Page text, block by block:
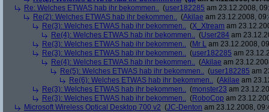
Re: Welches ETWAS hab ihr bekommen.. (user182285 am 23.12.2008,
Re(2): Welches ETWAS hab ihr bekommen.. (Akilae am 23.12.2008,
Re(3): Welches ETWAS hab ihr bekommen.. (X_Xtream am
Re(4): Welches ETWAS hab ihr bekommen.. (User284 am
Re(3): Welches ETWAS hab ihr bekommen.. (Mr L am 23.12.2008,
Re(3): Welches ETWAS hab ihr bekommen.. (user182285 am
Re(4): Welches ETWAS hab ihr bekommen.. (Akilae am
Re(5): Welches ETWAS hab ihr bekommen.. (user182285 am
Re(6): Welches ETWAS hab ihr bekommen.. (Akilae am
Re(3): Welches ETWAS hab ihr bekommen.. (monster23 am
Re(3): Welches ETWAS hab ihr bekommen.. (RoboCop am
Microsoft Wireless Optical Desktop 700 v2 (JC-Denton am 23.12.2008,